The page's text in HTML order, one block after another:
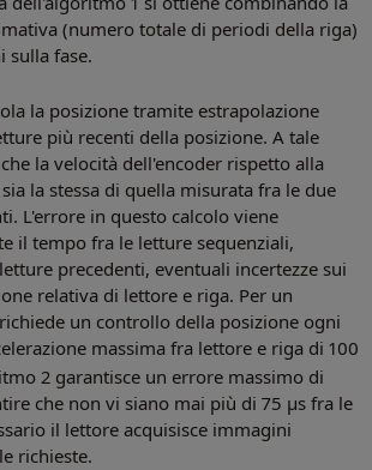
(numero totale di periodi della riga)
sulla fase.
la posizione tramite estrapolazione
più recenti della posizione. A tale
la velocità dell'encoder rispetto alla
la stessa di quella misurata fra le due
L'errore in questo calcolo viene
il tempo fra le letture sequenziali,
precedenti, eventuali incertezze sui
relativa di lettore e riga. Per un
un controllo della posizione ogni
massima fra lettore e riga di 100
2 garantisce un errore massimo di
che non vi siano mai più di 75 μs fra le
il lettore acquisisce immagini
richieste.